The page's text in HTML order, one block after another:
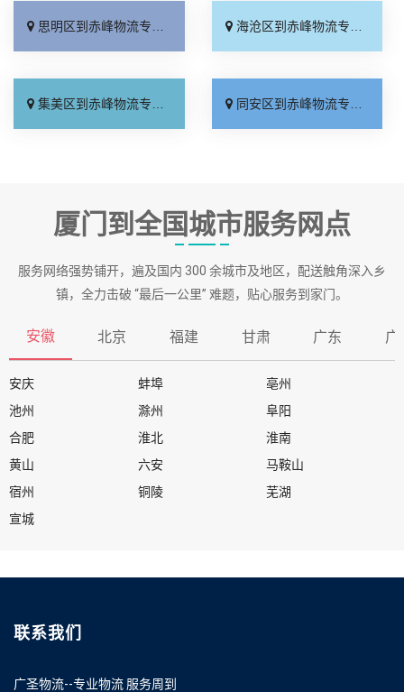
思明区到赤峰物流专线_直发全境「送货到门」 海沧区到赤峰物流专线_门到门配送「合同承运」
集美区到赤峰物流专线_价格实惠「资质齐全」 同安区到赤峰物流专线_价格实惠「按时送达」
厦门到全国城市服务网点
服务网络强势铺开，遍及国内 300 余城市及地区，配送触角深入乡
镇，全力击破 “最后一公里” 难题，贴心服务到家门。
安徽 北京 福建 甘肃 广东 广
安庆 蚌埠
亳州
池州
滁州
阜阳
合肥
淮北
淮南
黄山
六安
马鞍山
宿州
铜陵
芜湖
宣城
联系我们
广圣物流--专业物流 服务周到